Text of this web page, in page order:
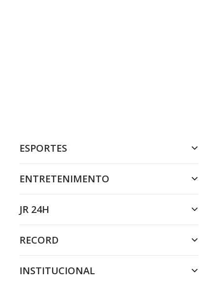
ESPORTES
ENTRETENIMENTO
JR 24H
RECORD
INSTITUCIONAL